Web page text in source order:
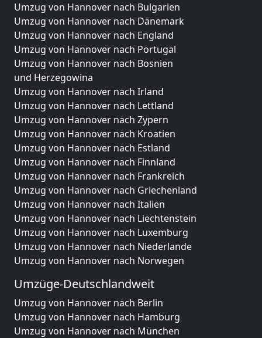
Umzug von Hannover nach Bulgarien
Umzug von Hannover nach Dänemark
Umzug von Hannover nach England
Umzug von Hannover nach Portugal
Umzug von Hannover nach Bosnien
und Herzegowina
Umzug von Hannover nach Irland
Umzug von Hannover nach Lettland
Umzug von Hannover nach Zypern
Umzug von Hannover nach Kroatien
Umzug von Hannover nach Estland
Umzug von Hannover nach Finnland
Umzug von Hannover nach Frankreich
Umzug von Hannover nach Griechenland
Umzug von Hannover nach Italien
Umzug von Hannover nach Liechtenstein
Umzug von Hannover nach Luxemburg
Umzug von Hannover nach Niederlande
Umzug von Hannover nach Norwegen
Umzüge-Deutschlandweit
Umzug von Hannover nach Berlin
Umzug von Hannover nach Hamburg
Umzug von Hannover nach München